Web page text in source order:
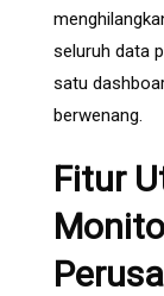
seluruh data
satu
berwenang.
Fitur